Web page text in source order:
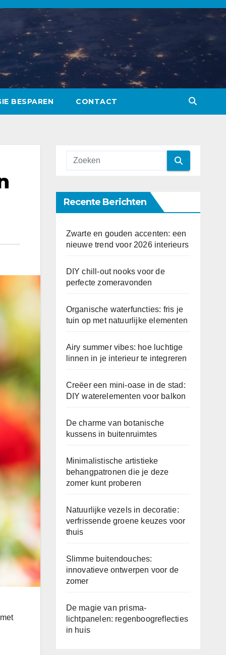
BESPAREN CONTACT
Recente Berichten
Zwarte en gouden accenten: een
nieuwe trend voor 2026 interieurs
DIY chill-out nooks voor de
perfecte zomeravonden
Organische waterfuncties: fris je
tuin op met natuurlijke elementen
Airy summer vibes: hoe luchtige
linnen in je interieur te integreren
Creëer een mini-oase in de stad:
DIY waterelementen voor balkon
De charme van botanische
kussens in buitenruimtes
Minimalistische artistieke
behangpatronen die je deze
zomer kunt proberen
Natuurlijke vezels in decoratie:
verfrissende groene keuzes voor
thuis
Slimme buitendouches:
innovatieve ontwerpen voor de
zomer
De magie van prisma-
lichtpanelen: regenboogreflecties
in huis